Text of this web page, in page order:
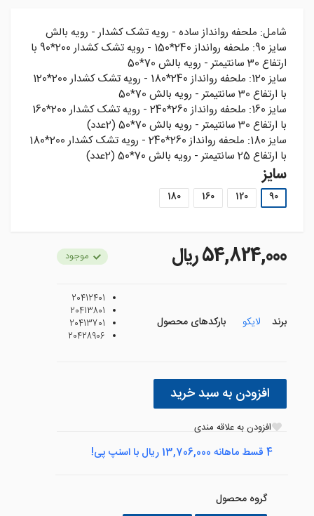
شامل: ملحفه روانداز ساده - رویه تشک کشدار - رویه بالش
سايز 90: ملحفه روانداز 240*150 - رويه تشک کشدار 200*90 با
ارتفاع 30 سانتيمتر - رويه بالش 70*50
سايز 120: ملحفه روانداز 240*180 - رويه تشک کشدار 200*120
با ارتفاع 30 سانتيمتر - رويه بالش 70*50
سايز 160: ملحفه روانداز 260*240 - رويه تشک کشدار 200*160
با ارتفاع 30 سانتيمتر - رويه بالش 70*50 (2عدد)
سايز 180: ملحفه روانداز 260*240 - رويه تشک کشدار 200*180
با ارتفاع 25 سانتيمتر - رويه بالش 70*50 (2عدد)
سایز
90
120
160
180
54,824,000 ريال موجود
برند لایکو بارکدهای محصول
20412401
20413801
20413701
20428906
افزودن به سبد خرید
افزودن به علاقه مندی
4 قسط ماهانه 13,706,000 ریال با اسنپ پی!
گروه محصول